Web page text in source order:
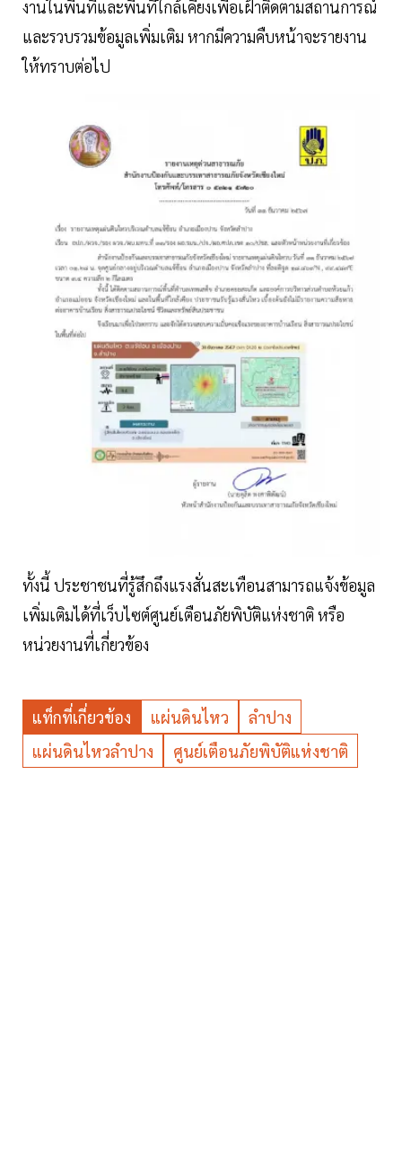
งานในพื้นที่และพื้นที่ใกล้เคียงเพื่อเฝ้าติดตามสถานการณ์
และรวบรวมข้อมูลเพิ่มเติม หากมีความคืบหน้าจะรายงาน
ให้ทราบต่อไป
ทั้งนี้ ประชาชนที่รู้สึกถึงแรงสั่นสะเทือนสามารถแจ้งข้อมูล
เพิ่มเติมได้ที่เว็บไซต์ศูนย์เตือนภัยพิบัติแห่งชาติ หรือ
หน่วยงานที่เกี่ยวข้อง
แท็กที่เกี่ยวข้อง แผ่นดินไหว
ลำปาง
แผ่นดินไหวลำปาง
ศูนย์เตือนภัยพิบัติแห่งชาติ